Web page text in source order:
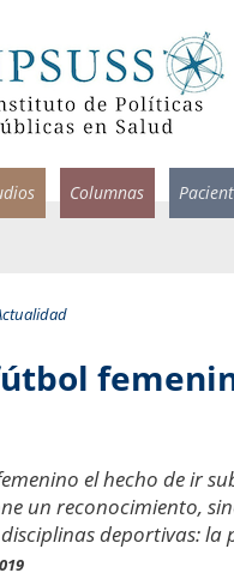
Columnas
el hecho de ir
un reconocimiento,
deportivas: la
Infectólogo y profesor
Medicina, Universidad San
Usamos la palabra
una enfermedad contagiosa
propaga a un gran número